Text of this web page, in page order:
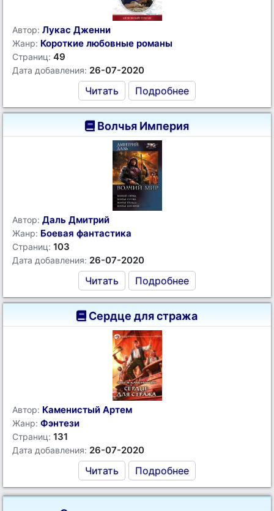
Автор: Лукас Дженни
Жанр: Короткие любовные романы
Страниц: 49
Дата добавления: 26-07-2020
Читать Подробнее
Волчья Империя
Автор: Даль Дмитрий
Жанр: Боевая фантастика
Страниц: 103
Дата добавления: 26-07-2020
Читать Подробнее
Сердце для стража
Автор: Каменистый Артем
Жанр: Фэнтези
Страниц: 131
Дата добавления: 26-07-2020
Читать Подробнее